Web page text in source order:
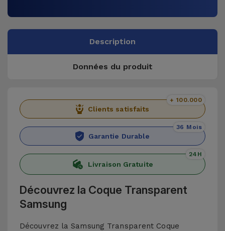
Description
Données du produit
Clients satisfaits
+ 100.000
Garantie Durable
36 Mois
Livraison Gratuite
24H
Découvrez la Coque Transparent
Samsung
Découvrez la Samsung Transparent Coque